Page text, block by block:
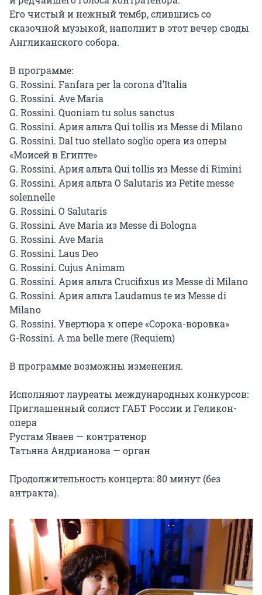
Его чистый и нежный тембр, слившись со
сказочной музыкой, наполнит в этот вечер своды
Англиканского собора.
В программе:
G. Rossini. Fanfara per la corona d’Italia
G. Rossini. Ave Maria
G. Rossini. Quoniam tu solus sanctus
G. Rossini. Ария альта Qui tollis из Messe di Milano
G. Rossini. Dal tuo stellato soglio opera из оперы
«Моисей в Египте»
G. Rossini. Ария альта Qui tollis из Messe di Rimini
G. Rossini. Ария альта O Salutaris из Petite messe
solennelle
G. Rossini. O Salutaris
G. Rossini. Ave Maria из Messe di Bologna
G. Rossini. Ave Maria
G. Rossini. Laus Deo
G. Rossini. Cujus Animam
G. Rossini. Ария альта Crucifixus из Messe di Milano
G. Rossini. Ария альта Laudamus te из Messe di
Milano
G. Rossini. Увертюра к опере «Сорока-воровка»
G-Rossini. A ma belle mere (Requiem)
В программе возможны изменения.
Исполняют лауреаты международных конкурсов:
Приглашенный солист ГАБТ России и Геликон-
опера
Рустам Яваев — контратенор
Татьяна Андрианова — орган
Продолжительность концерта: 80 минут (без
антракта).